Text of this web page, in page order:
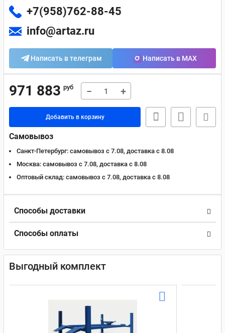
+7(958)762-88-45
info@artaz.ru
Написать в телеграм Написать в MAX
971 883 руб − +
Добавить в корзину
Самовывоз
Санкт-Петербург: самовывоз с 7.08, доставка c 8.08
Москва: самовывоз с 7.08, доставка c 8.08
Оптовый склад: самовывоз с 7.08, доставка c 8.08
Способы доставки
Способы оплаты
Выгодный комплект